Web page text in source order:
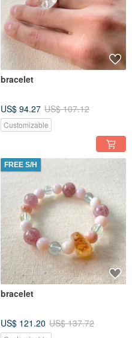
bracelet
US$ 94.27 US$ 107.12
Customizable
FREE S/H
bracelet
US$ 121.20 US$ 137.72